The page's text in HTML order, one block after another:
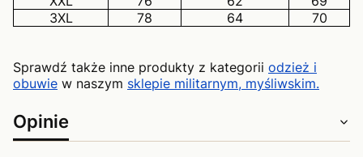
3XL
78 64 70
Sprawdź także inne produkty z kategorii odzież i
obuwie w naszym sklepie militarnym, myśliwskim.
Opinie